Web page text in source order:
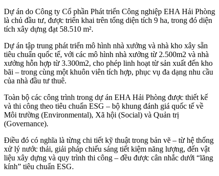
Dự án do Công ty Cổ phần Phát triển Công nghiệp EHA Hải Phòng
là chủ đầu tư, được triển khai trên tổng diện tích 9 ha, trong đó diện
tích xây dựng đạt 58.510 m².
Dự án tập trung phát triển mô hình nhà xưởng và nhà kho xây sẵn
tiêu chuẩn quốc tế, với các mô hình nhà xưởng từ 2.500m2 và nhà
xưởng hỗn hợp từ 3.300m2, cho phép linh hoạt từ sản xuất đến kho
bãi – trong cùng một khuôn viên tích hợp, phục vụ đa dạng nhu cầu
của nhà đầu tư thuê.
Toàn bộ các công trình trong dự án EHA Hải Phòng được thiết kế
và thi công theo tiêu chuẩn ESG – bộ khung đánh giá quốc tế về
Môi trường (Environmental), Xã hội (Social) và Quản trị
(Governance).
Điều đó có nghĩa là từng chi tiết kỹ thuật trong bản vẽ – từ hệ thống
xử lý nước thải, giải pháp chiếu sáng tiết kiệm năng lượng, đến vật
liệu xây dựng và quy trình thi công – đều được cân nhắc dưới “lăng
kính” tiêu chuẩn ESG.